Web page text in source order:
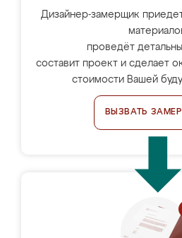
Дизайнер-замерщик
проведёт
составит проект и сделает
стоимости Вашей
ВЫЗВАТЬ